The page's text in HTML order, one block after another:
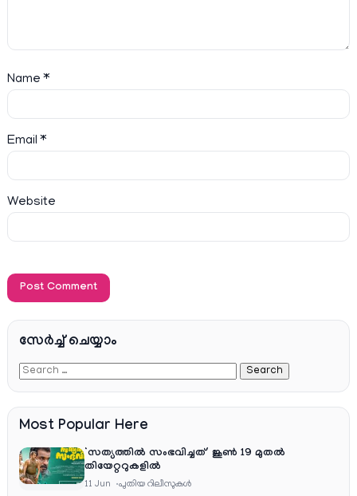
Name*
Email*
Website
സേര്‍ച്ച്‌ ചെയ്യാം
Most Popular Here
‘സത്യത്തിൽ സംഭവിച്ചത്’ ജൂൺ 19 മുതൽ
തിയേറ്ററുകളിൽ
11 Jun പുതിയ റിലീസുകള്‍